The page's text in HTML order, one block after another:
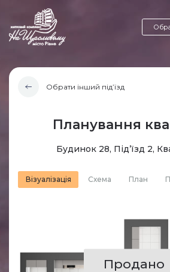
Обрати інший під’їзд
Планування
Будинок 28, Під’їзд 2,
Візуалізація Схема План
Продано